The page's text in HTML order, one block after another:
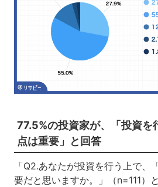
77.5%の投資家が、「投資を
点は重要」と回答
「Q2.あなたが投資を行う上で、
要だと思いますか。」（n=111）